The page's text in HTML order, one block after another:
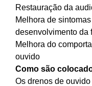
Restauração da
Melhora de
desenvolvimento da
Melhora do
ouvido
Como são
Os drenos de